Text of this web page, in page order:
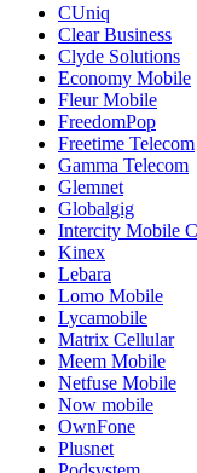
CUniq
Clear Business
Clyde Solutions
Economy Mobile
Fleur Mobile
FreedomPop
Freetime Telecom
Gamma Telecom
Glemnet
Globalgig
Intercity Mobile
Kinex
Lebara
Lomo Mobile
Lycamobile
Matrix Cellular
Meem Mobile
Netfuse Mobile
Now mobile
OwnFone
Plusnet